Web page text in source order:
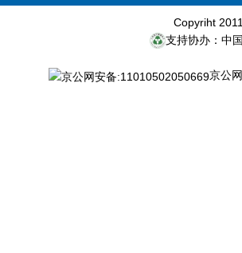
Copyriht
支持协办：中
京公